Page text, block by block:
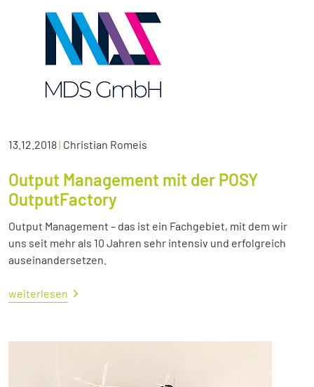
13.12.2018| Christian Romeis
Output Management mit der POSY
OutputFactory
Output Management – das ist ein Fachgebiet, mit dem wir
uns seit mehr als 10 Jahren sehr intensiv und erfolgreich
auseinandersetzen.
weiterlesen